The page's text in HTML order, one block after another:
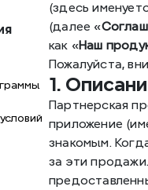
(здесь
(далее «
как «Наш
Пожалуйста,
1.
Партнерская
приложение
знакомым.
за эти